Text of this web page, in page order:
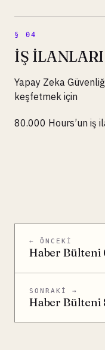
İŞ
Yapay Zeka
keşfetmek için
80.000 Hours’un iş
← ÖNCEKI
Haber Bülteni
SONRAKI →
Haber Bülteni